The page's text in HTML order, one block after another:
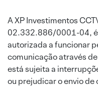
A XP Investimentos
02.332.886/0001-04,
autorizada a funcionar
comunicação através
está sujeita a
ou prejudicar o envio de